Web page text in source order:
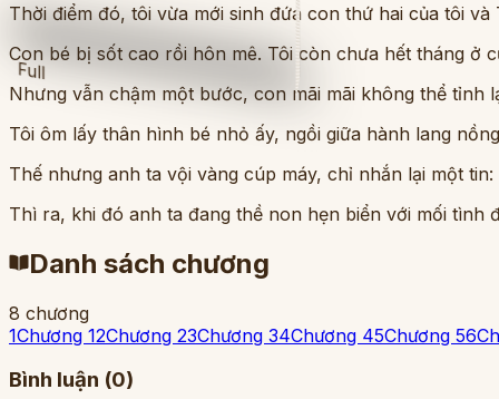
Full
Thời điểm đó, tôi vừa mới sinh đứa con thứ hai của tôi và
Con bé bị sốt cao rồi hôn mê. Tôi còn chưa hết tháng ở
Nhưng vẫn chậm một bước, con mãi mãi không thể tỉnh
Tôi ôm lấy thân hình bé nhỏ ấy, ngồi giữa hành lang
Thế nhưng anh ta vội vàng cúp máy, chỉ nhắn lại một tin:
Thì ra, khi đó anh ta đang thề non hẹn biển với mối tình
Danh sách chương
8 chương
1Chương 12Chương 23Chương 34Chương 45Chương 56
Bình luận (0)